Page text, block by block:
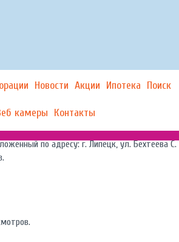
Новости Акции Ипотека Поиск
камеры Контакты
Внимание! График работы в праздничные
по адресу: г. Липецк, ул. Бехтеева